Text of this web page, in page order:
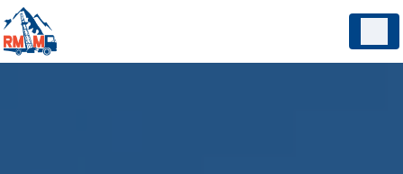
Panneau de gestion des cookies